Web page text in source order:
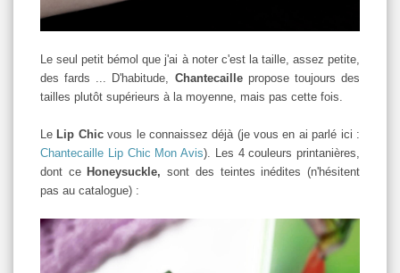
Le seul petit bémol que j'ai à noter c'est la taille, assez petite,
des fards ... D'habitude, Chantecaille propose toujours des
tailles plutôt supérieurs à la moyenne, mais pas cette fois.
Le Lip Chicvous le connaissez déjà (je vous en ai parlé ici :
Chantecaille Lip Chic Mon Avis). Les 4 couleurs printanières,
dont ce Honeysuckle,sont des teintes inédites (n'hésitent
pas au catalogue) :